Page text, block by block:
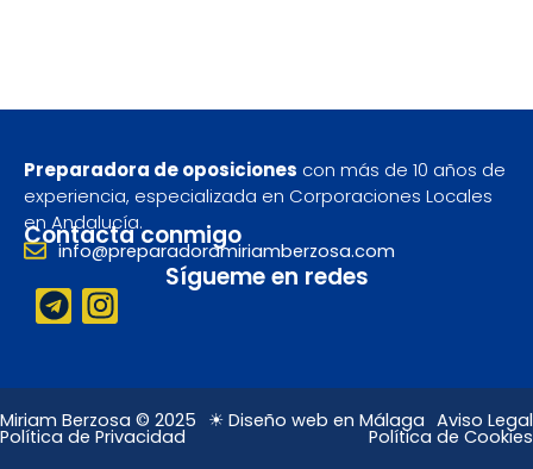
Preparadora de oposiciones con más de 10 años de
experiencia, especializada en Corporaciones Locales
en Andalucía.
Contacta conmigo
info@preparadoramiriamberzosa.com
Sígueme en redes
T
e
e
g
r
I
n
t
a
g
Miriam Berzosa © 2025 ☀ Diseño web en Málaga Aviso Legal
Política de Privacidad Política de Cookies